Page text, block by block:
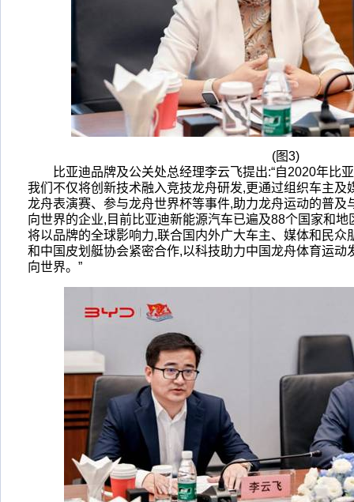
(图3)
比亚迪品牌及公关处总经理李云飞提出:“自2020年比
我们不仅将创新技术融入竞技龙舟研发,更通过组织车主及
龙舟表演赛、参与龙舟世界杯等事件,助力龙舟运动的普及
向世界的企业,目前比亚迪新能源汽车已遍及88个国家和
将以品牌的全球影响力,联合国内外广大车主、媒体和民众
和中国皮划艇协会紧密合作,以科技助力中国龙舟体育运动
向世界。”